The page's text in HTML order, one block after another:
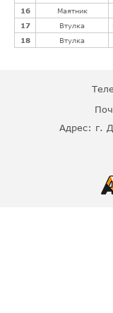
16
Маятник
17
Втулка
18
Втулка
Адрес: г.